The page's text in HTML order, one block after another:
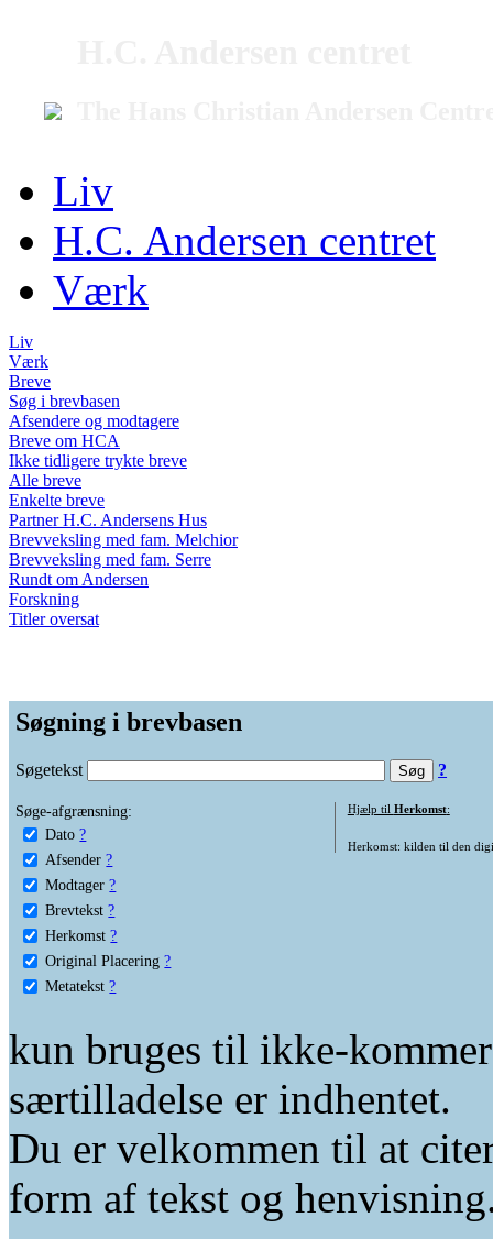
Liv
H.C. Andersen centret
Værk
Liv
Værk
Breve
Søg i brevbasen
Afsendere og modtagere
Breve om HCA
Ikke tidligere trykte breve
Alle breve
Enkelte breve
Partner H.C. Andersens Hus
Brevveksling med fam. Melchior
Brevveksling med fam. Serre
Rundt om Andersen
Forskning
Titler oversat
Søgning i brevbasen
Søgetekst ?
Søge-afgrænsning:
Dato ?
Afsender ?
Modtager ?
Brevtekst ?
Herkomst ?
Original Placering ?
Metatekst ?
Hjælp til Herkomst:
Herkomst: kilden til den
kun bruges til ikke-
særtilladelse er indhentet.
Du er velkommen til at
form af tekst og